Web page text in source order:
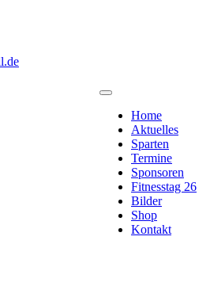
Home
Aktuelles
Sparten
Termine
Sponsoren
Fitnesstag 26
Bilder
Shop
Kontakt